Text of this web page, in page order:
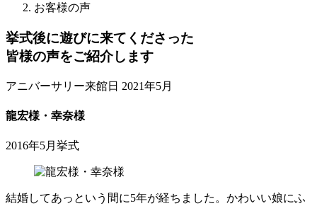
お客様の声
挙式後に遊びに来てくださった
皆様の声をご紹介します
アニバーサリー来館日 2021年5月
龍宏様・幸奈様
2016年5月挙式
結婚してあっという間に5年が経ちました。かわいい娘にふ